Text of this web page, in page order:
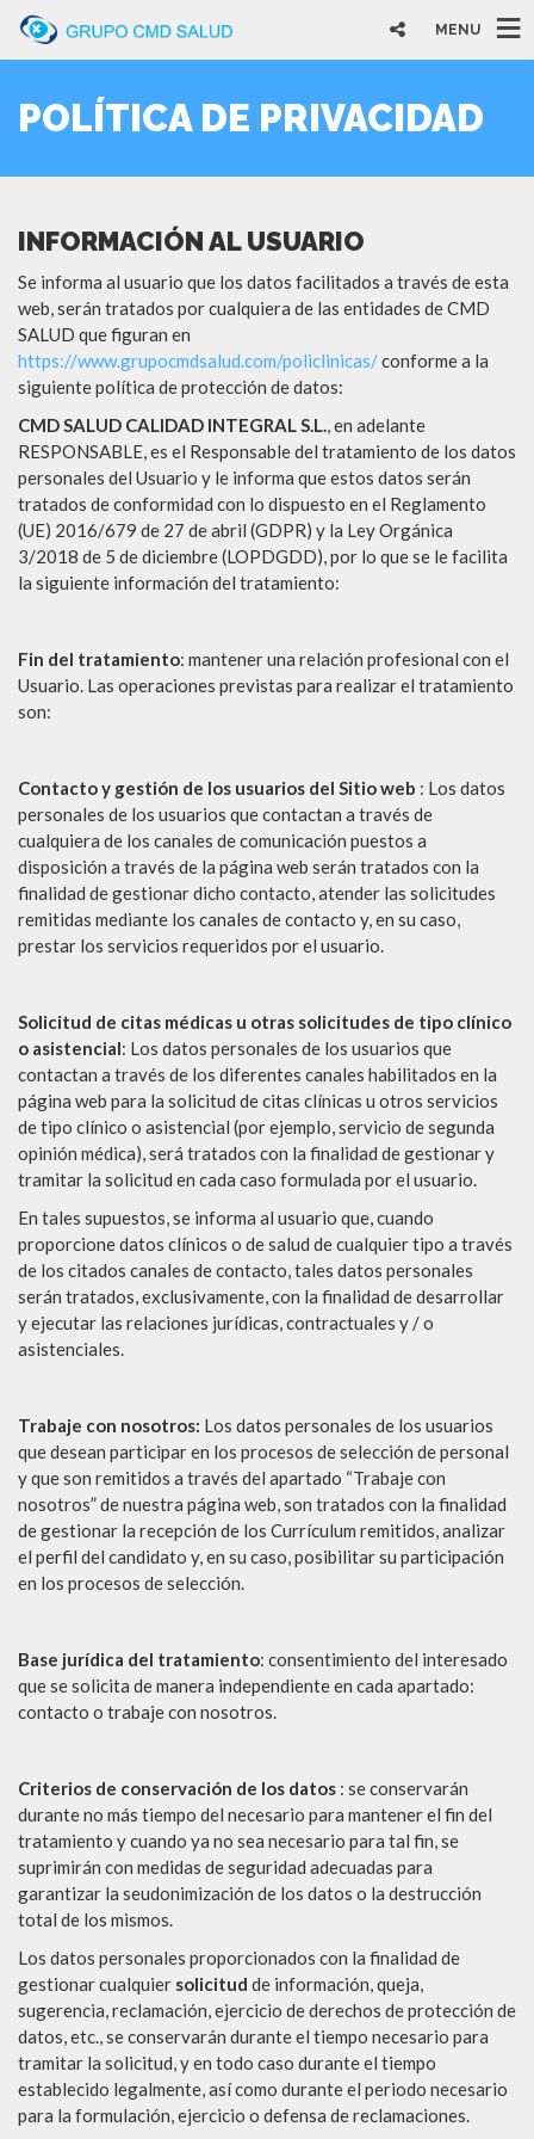
MENU
POLÍTICA DE PRIVACIDAD
INFORMACIÓN AL USUARIO
Se informa al usuario que los datos facilitados a través de esta
web, serán tratados por cualquiera de las entidades de CMD
SALUD que figuran en
https://www.grupocmdsalud.com/policlinicas/conforme a la
siguiente política de protección de datos:
CMD SALUD CALIDAD INTEGRAL S.L., en adelante
RESPONSABLE, es el Responsable del tratamiento de los datos
personales del Usuario y le informa que estos datos serán
tratados de conformidad con lo dispuesto en el Reglamento
(UE) 2016/679 de 27 de abril (GDPR) y la Ley Orgánica
3/2018 de 5 de diciembre (LOPDGDD), por lo que se le facilita
la siguiente información del tratamiento:
Fin del tratamiento: mantener una relación profesional con el
Usuario. Las operaciones previstas para realizar el tratamiento
son:
Contacto y gestión de los usuarios del Sitio web : Los datos
personales de los usuarios que contactan a través de
cualquiera de los canales de comunicación puestos a
disposición a través de la página web serán tratados con la
finalidad de gestionar dicho contacto, atender las solicitudes
remitidas mediante los canales de contacto y, en su caso,
prestar los servicios requeridos por el usuario.
Solicitud de citas médicas u otras solicitudes de tipo clínico
o asistencial: Los datos personales de los usuarios que
contactan a través de los diferentes canales habilitados en la
página web para la solicitud de citas clínicas u otros servicios
de tipo clínico o asistencial (por ejemplo, servicio de segunda
opinión médica), será tratados con la finalidad de gestionar y
tramitar la solicitud en cada caso formulada por el usuario.
En tales supuestos, se informa al usuario que, cuando
proporcione datos clínicos o de salud de cualquier tipo a través
de los citados canales de contacto, tales datos personales
serán tratados, exclusivamente, con la finalidad de desarrollar
y ejecutar las relaciones jurídicas, contractuales y / o
asistenciales.
Trabaje con nosotros: Los datos personales de los usuarios
que desean participar en los procesos de selección de personal
y que son remitidos a través del apartado “Trabaje con
nosotros” de nuestra página web, son tratados con la finalidad
de gestionar la recepción de los Currículum remitidos, analizar
el perfil del candidato y, en su caso, posibilitar su participación
en los procesos de selección.
Base jurídica del tratamiento: consentimiento del interesado
que se solicita de manera independiente en cada apartado:
contacto o trabaje con nosotros.
Criterios de conservación de los datos : se conservarán
durante no más tiempo del necesario para mantener el fin del
tratamiento y cuando ya no sea necesario para tal fin, se
suprimirán con medidas de seguridad adecuadas para
garantizar la seudonimización de los datos o la destrucción
total de los mismos.
Los datos personales proporcionados con la finalidad de
gestionar cualquier solicitud de información, queja,
sugerencia, reclamación, ejercicio de derechos de protección de
datos, etc., se conservarán durante el tiempo necesario para
tramitar la solicitud, y en todo caso durante el tiempo
establecido legalmente, así como durante el periodo necesario
para la formulación, ejercicio o defensa de reclamaciones.